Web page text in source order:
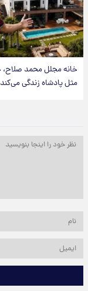
خانه مجلل محمد صلاح،
مثل پادشاه زندگی